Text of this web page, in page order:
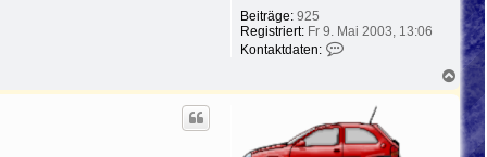
Beiträge: 925
Registriert: Fr 9. Mai 2003, 13:06
Kontaktdaten:
t
k
d
c